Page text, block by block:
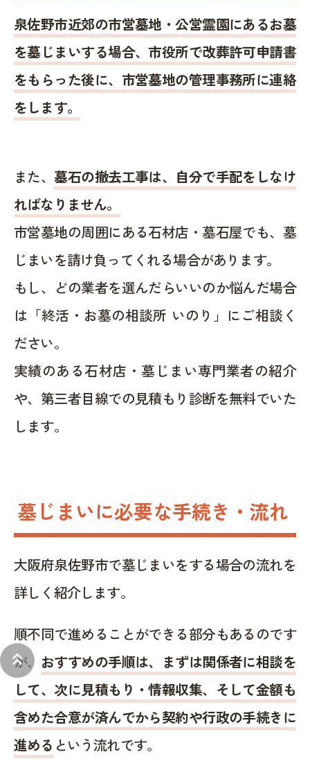
keyboard_double_arrow_up
泉佐野市近郊の市営墓地・公営霊園にあるお墓
を墓じまいする場合、市役所で改葬許可申請書
をもらった後に、市営墓地の管理事務所に連絡
をします。
また、墓石の撤去工事は、自分で手配をしなけ
ればなりません。
市営墓地の周囲にある石材店・墓石屋でも、墓
じまいを請け負ってくれる場合があります。
もし、どの業者を選んだらいいのか悩んだ場合
は「終活・お墓の相談所 いのり」にご相談く
ださい。
実績のある石材店・墓じまい専門業者の紹介
や、第三者目線での見積もり診断を無料でいた
します。
墓じまいに必要な手続き・流れ
大阪府泉佐野市で墓じまいをする場合の流れを
詳しく紹介します。
順不同で進めることができる部分もあるのです
が、 おすすめの手順は、まずは関係者に相談を
して、次に見積もり・情報収集、そして金額も
含めた合意が済んでから契約や行政の手続きに
進める という流れです。